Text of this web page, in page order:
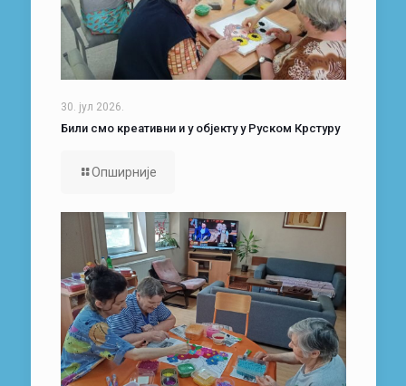
30. јул 2026.
Били смо креативни и у објекту у Руском Крстуру
Опширније